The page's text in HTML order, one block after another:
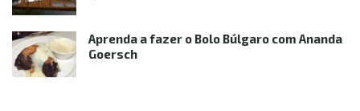
Aprenda a fazer o Bolo Búlgaro com Ananda
Goersch